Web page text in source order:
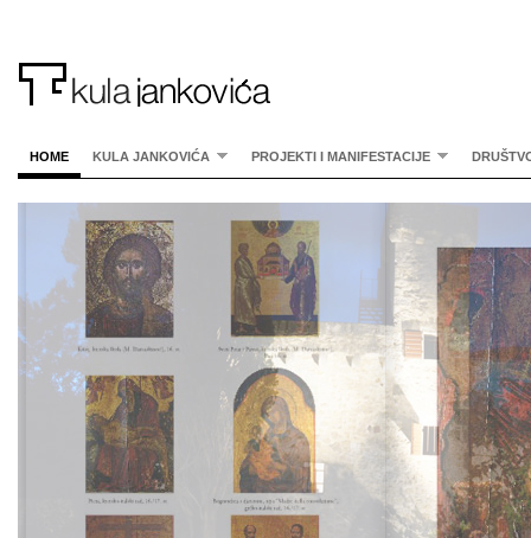
HOME KULA JANKOVIĆA PROJEKTI I MANIFESTACIJE